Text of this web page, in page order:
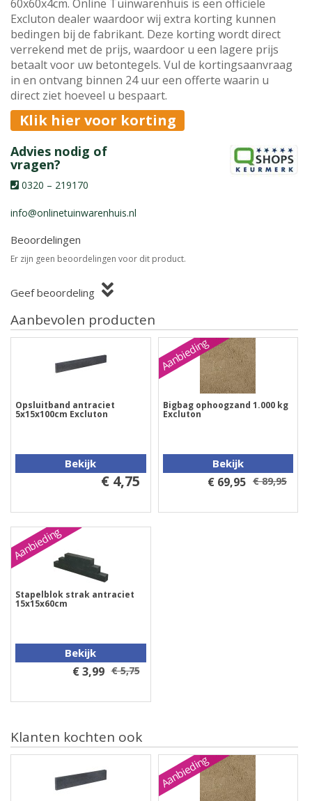
60x60x4cm. Online Tuinwarenhuis is een officiele
Excluton dealer waardoor wij extra korting kunnen
bedingen bij de fabrikant. Deze korting wordt direct
verrekend met de prijs, waardoor u een lagere prijs
betaalt voor uw betontegels. Vul de kortingsaanvraag
in en ontvang binnen 24 uur een offerte waarin u
direct ziet hoeveel u bespaart.
Klik hier voor korting
Advies nodig of
vragen?
0320 – 219170
info@onlinetuinwarenhuis.nl
Beoordelingen
Er zijn geen beoordelingen voor dit product.
Geef beoordeling
Aanbevolen producten
Opsluitband antraciet
5x15x100cm Excluton
Bekijk
€ 4,75
Aanbieding
Bigbag ophoogzand 1.000 kg
Excluton
Bekijk
€ 69,95 € 89,95
Aanbieding
Stapelblok strak antraciet
15x15x60cm
Bekijk
€ 3,99 € 5,75
Klanten kochten ook
Aanbieding